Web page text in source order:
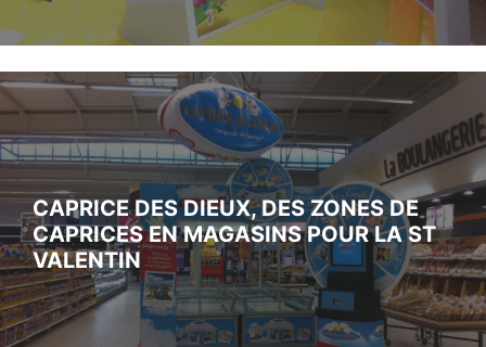
CAPRICE DES DIEUX, DES ZONES DE
CAPRICES EN MAGASINS POUR LA ST
VALENTIN